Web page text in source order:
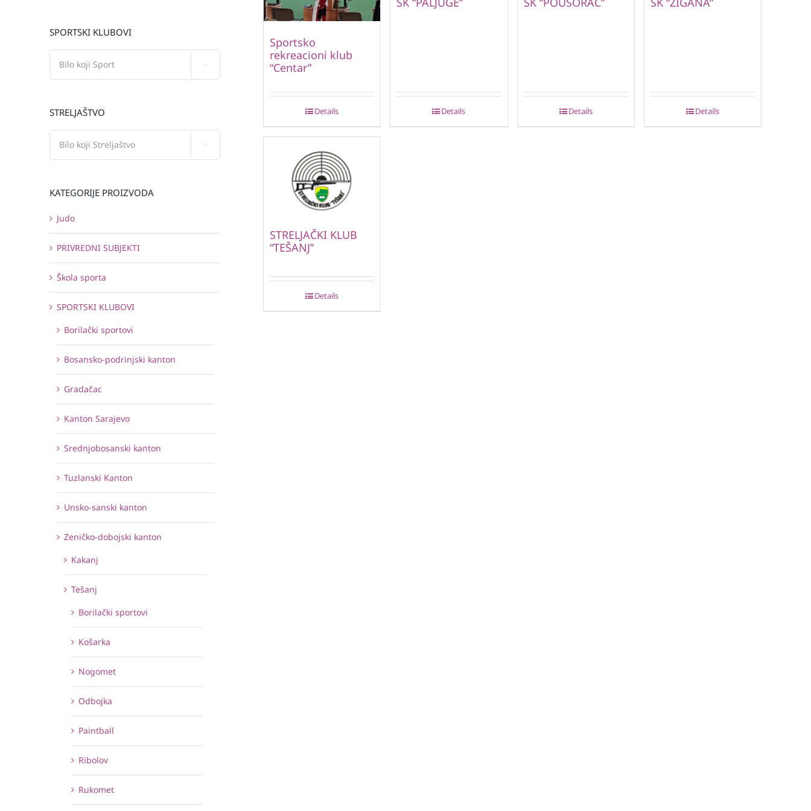
Sportsko
rekreacioni klub
“Centar”
Details Details Details Details
STRELJAČKI KLUB
“TEŠANJ”
Details
SPORTSKI KLUBOVI
STRELJAŠTVO
KATEGORIJE PROIZVODA
Judo
PRIVREDNI SUBJEKTI
Škola sporta
SPORTSKI KLUBOVI
Borilački sportovi
Bosansko-podrinjski kanton
Gradačac
Kanton Sarajevo
Srednjobosanski kanton
Tuzlanski Kanton
Unsko-sanski kanton
Zeničko-dobojski kanton
Kakanj
Tešanj
Borilački sportovi
Košarka
Nogomet
Odbojka
Paintball
Ribolov
Rukomet